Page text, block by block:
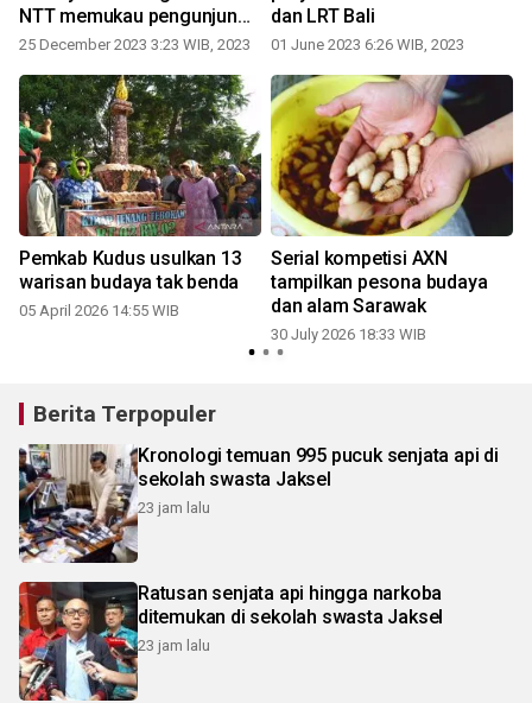
NTT memukau pengunjung
TMII
25 December 2023 3:23 WIB, 2023
dan LRT Bali
01 June 2023 6:26 WIB, 2023
Pemkab Kudus usulkan 13
warisan budaya tak benda
05 April 2026 14:55 WIB
Serial kompetisi AXN
tampilkan pesona budaya
dan alam Sarawak
30 July 2026 18:33 WIB
Berita Terpopuler
Kronologi temuan 995 pucuk senjata api di
sekolah swasta Jaksel
23 jam lalu
Ratusan senjata api hingga narkoba
ditemukan di sekolah swasta Jaksel
23 jam lalu